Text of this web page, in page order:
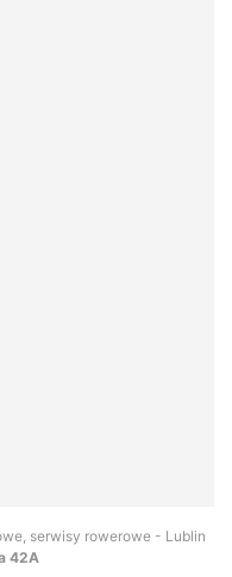
serwisy rowerowe - Lublin
42A